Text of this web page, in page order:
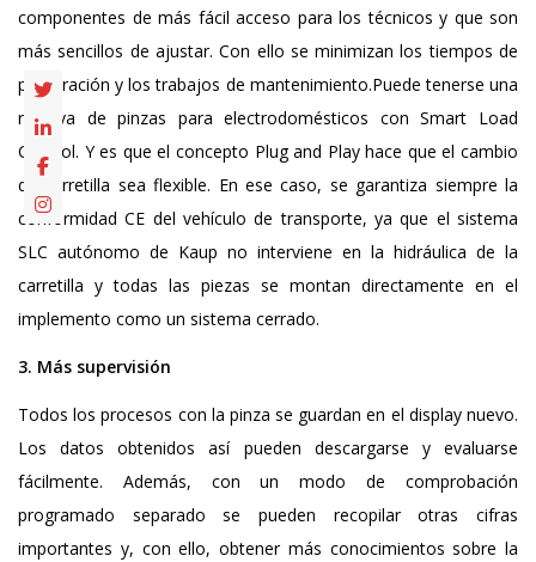
componentes de más fácil acceso para los técnicos y que son
más sencillos de ajustar. Con ello se minimizan los tiempos de
preparación y los trabajos de mantenimiento.Puede tenerse una
reserva de pinzas para electrodomésticos con Smart Load
Control. Y es que el concepto Plug and Play hace que el cambio
de carretilla sea flexible. En ese caso, se garantiza siempre la
conformidad CE del vehículo de transporte, ya que el sistema
SLC autónomo de Kaup no interviene en la hidráulica de la
carretilla y todas las piezas se montan directamente en el
implemento como un sistema cerrado.
3. Más supervisión
Todos los procesos con la pinza se guardan en el display nuevo.
Los datos obtenidos así pueden descargarse y evaluarse
fácilmente. Además, con un modo de comprobación
programado separado se pueden recopilar otras cifras
importantes y, con ello, obtener más conocimientos sobre la